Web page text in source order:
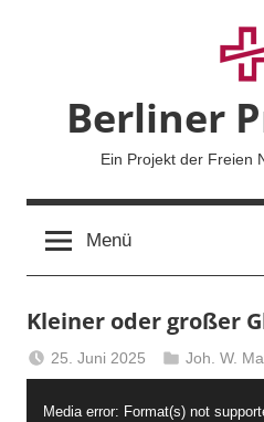
Berliner
Ein Projekt der Freien
Menü
Kleiner oder großer
25. Juni 2025
Berliner
Predigten
Joh. W.
Media error: Format(s) not